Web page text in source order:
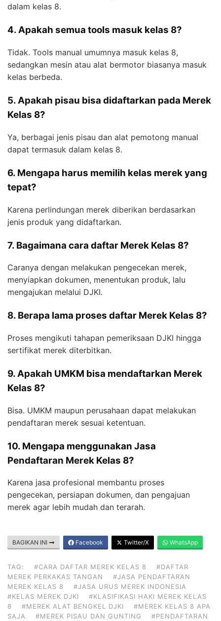
dalam kelas 8.
4. Apakah semua tools masuk kelas 8?
Tidak. Tools manual umumnya masuk kelas 8,
sedangkan mesin atau alat bermotor biasanya masuk
kelas berbeda.
5. Apakah pisau bisa didaftarkan pada Merek
Kelas 8?
Ya, berbagai jenis pisau dan alat pemotong manual
dapat termasuk dalam kelas 8.
6. Mengapa harus memilih kelas merek yang
tepat?
Karena perlindungan merek diberikan berdasarkan
jenis produk yang didaftarkan.
7. Bagaimana cara daftar Merek Kelas 8?
Caranya dengan melakukan pengecekan merek,
menyiapkan dokumen, menentukan produk, lalu
mengajukan melalui DJKI.
8. Berapa lama proses daftar Merek Kelas 8?
Proses mengikuti tahapan pemeriksaan DJKI hingga
sertifikat merek diterbitkan.
9. Apakah UMKM bisa mendaftarkan Merek
Kelas 8?
Bisa. UMKM maupun perusahaan dapat melakukan
pendaftaran merek sesuai ketentuan.
10. Mengapa menggunakan Jasa
Pendaftaran Merek Kelas 8?
Karena jasa profesional membantu proses
pengecekan, persiapan dokumen, dan pengajuan
merek agar lebih mudah dan terarah.
BAGIKAN INI Facebook Twitter/X WhatsApp
TAG: #CARA DAFTAR MEREK KELAS 8
#DAFTAR
MEREK PERKAKAS TANGAN
#JASA PENDAFTARAN
MEREK KELAS 8
#JASA URUS MEREK INDONESIA
#KELAS MEREK DJKI
#KLASIFIKASI HAKI MEREK KELAS
8
#MEREK ALAT BENGKEL DJKI
#MEREK KELAS 8 APA
SAJA
#MEREK PISAU DAN GUNTING
#PENDAFTARAN